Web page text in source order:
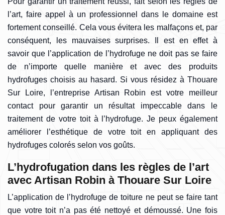
l’art, faire appel à un professionnel dans le domaine est
fortement conseillé. Cela vous évitera les malfaçons et, par
conséquent, les mauvaises surprises. Il est en effet à
savoir que l’application de l’hydrofuge ne doit pas se faire
de n’importe quelle manière et avec des produits
hydrofuges choisis au hasard. Si vous résidez à Thouare
Sur Loire, l’entreprise Artisan Robin est votre meilleur
contact pour garantir un résultat impeccable dans le
traitement de votre toit à l’hydrofuge. Je peux également
améliorer l’esthétique de votre toit en appliquant des
hydrofuges colorés selon vos goûts.
L’hydrofugation dans les règles de l’art
avec Artisan Robin à Thouare Sur Loire
L’application de l’hydrofuge de toiture ne peut se faire tant
que votre toit n’a pas été nettoyé et démoussé. Une fois